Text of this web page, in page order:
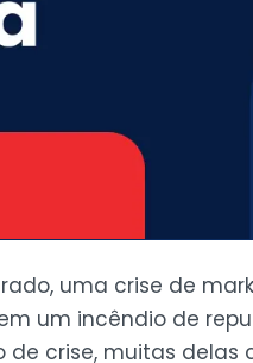
uma crise de
um incêndio de
crise, muitas